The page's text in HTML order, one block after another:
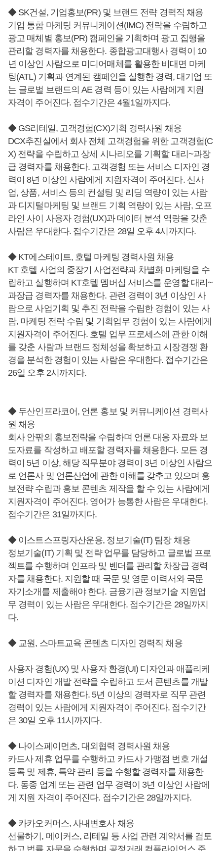
◆ SK건설, 기업홍보(PR) 및 브랜드 전략 경력직 채용
기업 통합 마케팅 커뮤니케이션(IMC) 전략을 수립하고
광고 매체별 홍보(PR) 캠페인을 기획하며 광고 집행을
관리할 경력자를 채용한다. 종합광고대행사 경력이 10
년 이상인 사람으로 미디어매체를 활용한 비대면 마케
팅(ATL) 기획과 연계된 캠페인을 실행한 경력, 대기업 또
는 글로벌 브랜드의 AE 경력 등이 있는 사람에게 지원
자격이 주어진다. 접수기간은 4월1일까지다.
◆ GS리테일, 고객경험(CX)기획 경력사원 채용
DCX추진실에서 회사 전체 고객경험을 위한 고객경험(C
X) 전략을 수립하고 상세 시나리오를 기획할 대리~과장
급 경력자를 채용한다. 고객경험 또는 서비스 디자인 경
력이 8년 이상인 사람에게 지원자격이 주어진다. 신사
업, 상품, 서비스 등의 컨설팅 및 리딩 역량이 있는 사람
과 디지털마케팅 및 브랜드 기획 역량이 있는 사람, 오프
라인 사이 사용자 경험(UX)과 데이터 분석 역량을 갖춘
사람은 우대한다. 접수기간은 28일 오후 4시까지다.
◆ KT에스테이트, 호텔 마케팅 경력사원 채용
KT 호텔 사업의 중장기 사업전략과 차별화 마케팅을 수
립하고 실행하며 KT호텔 멤버십 서비스를 운영할 대리~
과장급 경력자를 채용한다. 관련 경력이 3년 이상인 사
람으로 사업기획 및 추진 전략을 수립한 경험이 있는 사
람, 마케팅 전략 수립 및 기획업무 경험이 있는 사람에게
지원자격이 주어진다. 호텔 업무 프로세스에 관한 이해
를 갖춘 사람과 브랜드 정체성을 확보하고 시장경쟁 환
경을 분석한 경험이 있는 사람은 우대한다. 접수기간은
26일 오후 2시까지다.
◆ 두산인프라코어, 언론 홍보 및 커뮤니케이션 경력사
원 채용
회사 안팎의 홍보전략을 수립하며 언론 대응 자료와 보
도자료를 작성하고 배포할 경력자를 채용한다. 모든 경
력이 5년 이상, 해당 직무분야 경력이 3년 이상인 사람으
로 언론사 및 언론산업에 관한 이해를 갖추고 있으며 홍
보전략 수립과 홍보 콘텐츠 제작을 할 수 있는 사람에게
지원자격이 주어진다. 영어가 능통한 사람은 우대한다.
접수기간은 31일까지다.
◆ 이스트스프링자산운용, 정보기술(IT) 팀장 채용
정보기술(IT) 기획 및 전략 업무를 담당하고 글로벌 프로
젝트를 수행하며 인프라 및 벤더를 관리할 차장급 경력
자를 채용한다. 지원할 때 국문 및 영문 이력서와 국문
자기소개를 제출해야 한다. 금융기관 정보기술 지원업
무 경력이 있는 사람은 우대한다. 접수기간은 28일까지
다.
◆ 교원, 스마트교육 콘텐츠 디자인 경력직 채용
사용자 경험(UX) 및 사용자 환경(UI) 디자인과 애플리케
이션 디자인 개발 전략을 수립하고 도서 콘텐츠를 개발
할 경력자를 채용한다. 5년 이상의 경력자로 직무 관련
경력이 있는 사람에게 지원자격이 주어진다. 접수기간
은 30일 오후 11시까지다.
◆ 나이스페이먼츠, 대외협력 경력사원 채용
카드사 제휴 업무를 수행하고 카드사 가맹점 번호 개설
등록 및 제휴, 특약 관리 등을 수행할 경력자를 채용한
다. 동종 업계 또는 관련 업무 경력이 3년 이상인 사람에
게 지원 자격이 주어진다. 접수기간은 28일까지다.
◆ 카카오커머스, 사내변호사 채용
선물하기, 메이커스, 리테일 등 사업 관련 계약서를 검토